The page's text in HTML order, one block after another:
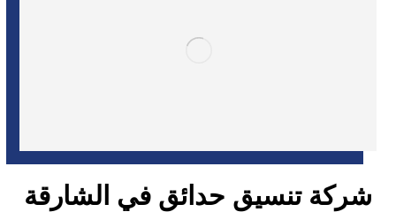
شركة تنسيق حدائق في الشارقة